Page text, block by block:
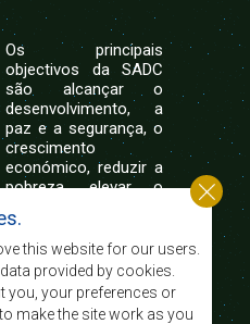
Os principais
objectivos da SADC
são alcançar o
desenvolvimento, a
paz e a segurança, o
crescimento
económico, reduzir a
pobreza, elevar o
das populações da
camadas sociais
integração regional,
e no
sustentável.
this website for our users.
provided by cookies.
you, your preferences or
make the site work as you